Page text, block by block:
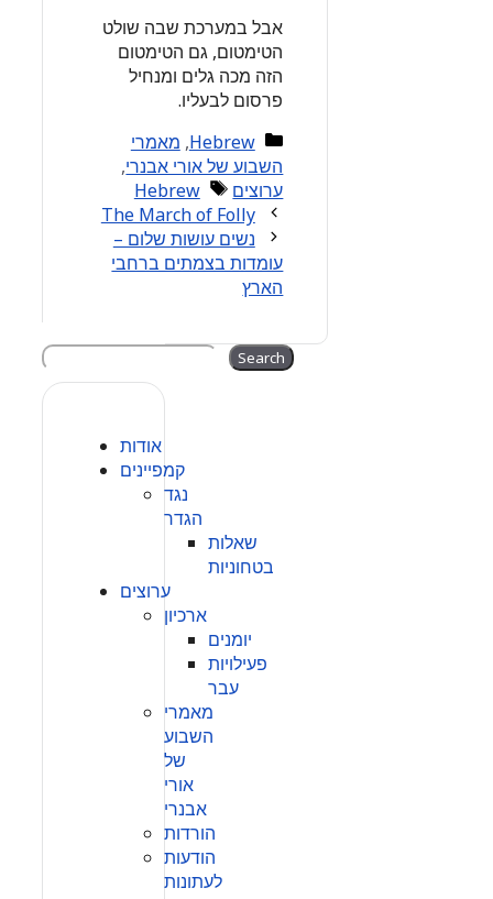
אבל במערכת שבה שולט
הטימטום, גם הטימטום
הזה מכה גלים ומנחיל
פרסום לבעליו.
Categories
Hebrew
, מאמרי
השבוע של אורי אבנרי,
ערוצים
Tags
Hebrew
The March of Folly
נשים עושות שלום –
עומדות בצמתים ברחבי
הארץ
Search Search
אודות
קמפיינים
נגד
הגדר
שאלות
בטחוניות
ערוצים
ארכיון
יומנים
פעילויות
עבר
מאמרי
השבוע
של
אורי
אבנרי
הורדות
הודעות
לעתונות